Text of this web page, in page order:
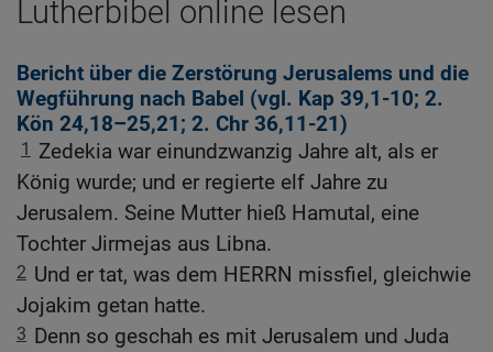
Lutherbibel online lesen
Bericht über die Zerstörung Jerusalems und die
Wegführung nach Babel (vgl. Kap 39,1-10; 2.
Kön 24,18–25,21; 2. Chr 36,11-21)
1
Zedekia war einundzwanzig Jahre alt, als er
König wurde; und er regierte elf Jahre zu
Jerusalem. Seine Mutter hieß Hamutal, eine
Tochter Jirmejas aus Libna.
2 Und er tat, was dem HERRN missfiel, gleichwie
Jojakim getan hatte.
3 Denn so geschah es mit Jerusalem und Juda